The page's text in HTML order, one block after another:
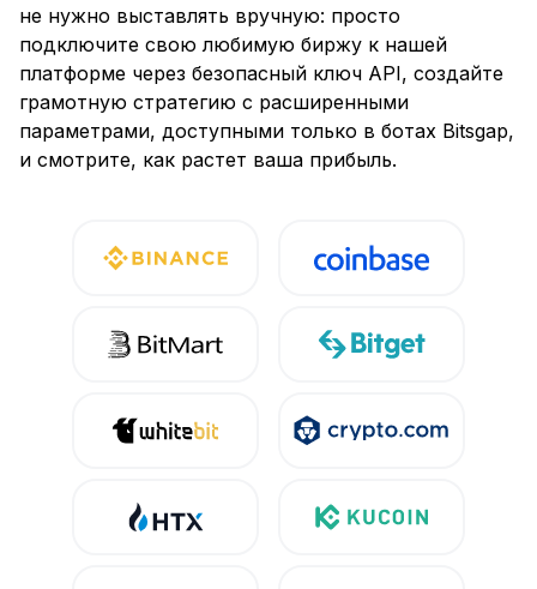
не нужно выставлять вручную: просто
подключите свою любимую биржу к нашей
платформе через безопасный ключ API, создайте
грамотную стратегию с расширенными
параметрами, доступными только в ботах Bitsgap,
и смотрите, как растет ваша прибыль.